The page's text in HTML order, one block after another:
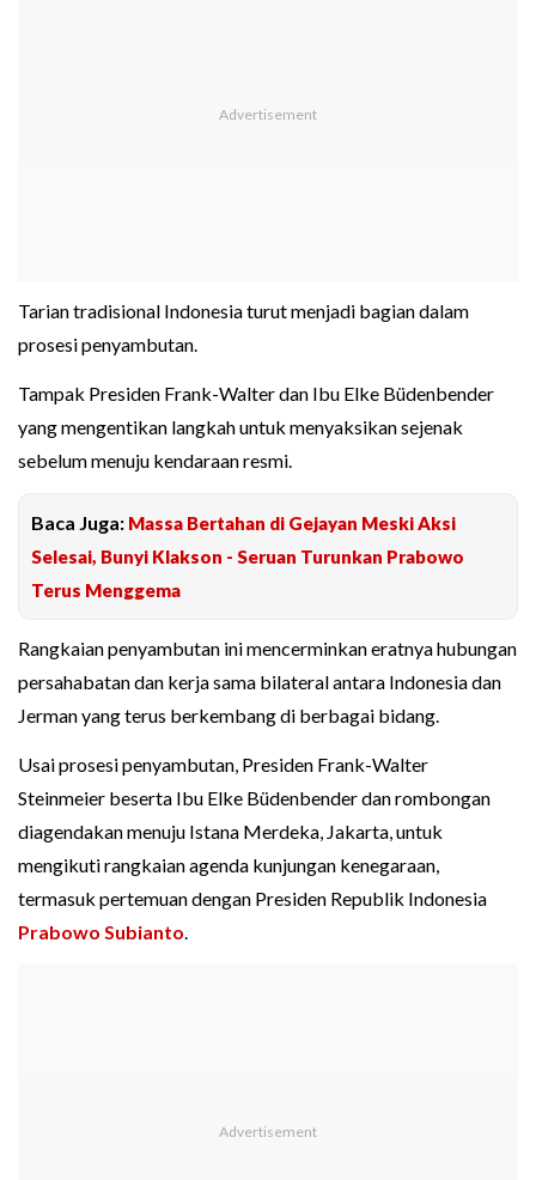
Tarian tradisional Indonesia turut menjadi bagian dalam
prosesi penyambutan.
Tampak Presiden Frank-Walter dan Ibu Elke Büdenbender
yang mengentikan langkah untuk menyaksikan sejenak
sebelum menuju kendaraan resmi.
Baca Juga: Massa Bertahan di Gejayan Meski Aksi
Selesai, Bunyi Klakson - Seruan Turunkan Prabowo
Terus Menggema
Rangkaian penyambutan ini mencerminkan eratnya hubungan
persahabatan dan kerja sama bilateral antara Indonesia dan
Jerman yang terus berkembang di berbagai bidang.
Usai prosesi penyambutan, Presiden Frank-Walter
Steinmeier beserta Ibu Elke Büdenbender dan rombongan
diagendakan menuju Istana Merdeka, Jakarta, untuk
mengikuti rangkaian agenda kunjungan kenegaraan,
termasuk pertemuan dengan Presiden Republik Indonesia
Prabowo Subianto.